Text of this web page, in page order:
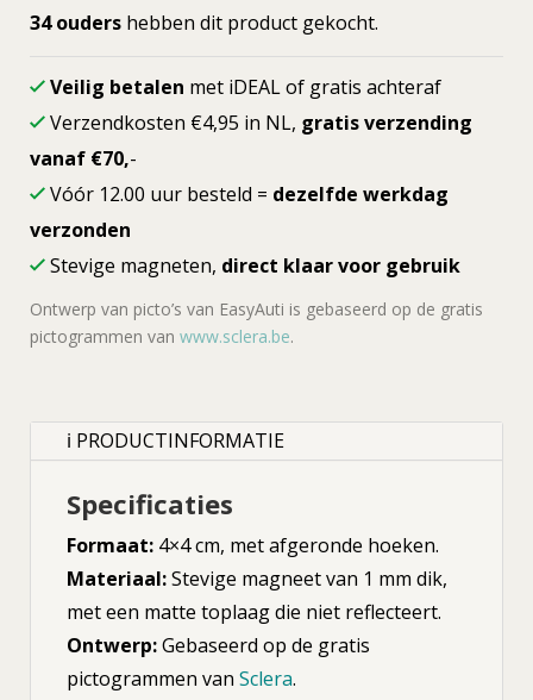
de
spelen
34 ouders hebben dit product gekocht.
Veilig betalen met iDEAL of gratis achteraf
Verzendkosten €4,95 in NL, gratis verzending
vanaf €70,-
Vóór 12.00 uur besteld = dezelfde werkdag
verzonden
Stevige magneten, direct klaar voor gebruik
Ontwerp van picto’s van EasyAuti is gebaseerd op de gratis
pictogrammen van www.sclera.be.
ℹ PRODUCTINFORMATIE
Specificaties
Formaat: 4×4 cm, met afgeronde hoeken.
Materiaal:Stevige magneet van 1 mm dik,
met een matte toplaag die niet reflecteert.
Ontwerp:Gebaseerd op de gratis
pictogrammen van Sclera.